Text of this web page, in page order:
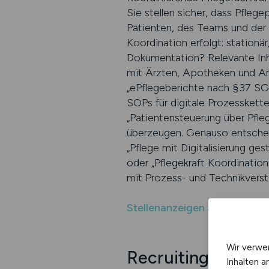
Sie stellen sicher, dass
Patienten, des Teams und
Koordination erfolgt:
Dokumentation? Relevante
mit Ärzten, Apotheken und
„ePflegeberichte nach §37
SOPs für digitale
„Patientensteuerung über
überzeugen. Genauso
„Pflege mit Digitalisierung
oder „Pflegekraft
mit Prozess- und
Stellenanzeigen auf
Recruiting für
Wir
Inhalten